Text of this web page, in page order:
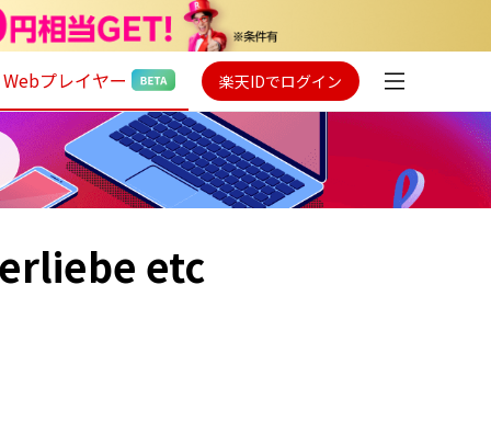
Webプレイヤー 楽天IDでログイン
etc